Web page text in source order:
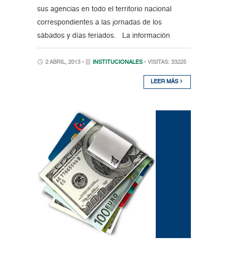
sus agencias en todo el territorio nacional
correspondientes a las jornadas de los
sábados y días feriados. La información
2 ABRIL, 2013 • INSTITUCIONALES • VISITAS: 33225
LEER MÁS